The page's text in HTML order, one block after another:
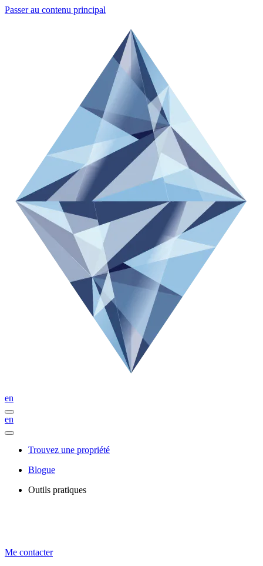
Passer au contenu principal
en
en
Trouvez une propriété
Blogue
Outils pratiques
Me contacter